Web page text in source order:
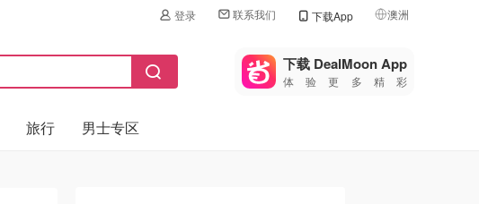
登录 联系我们 下载App 澳洲
🇺🇸
🇨🇳 中国
下载 DealMoon App
体验更多精彩
旅行 男士专区